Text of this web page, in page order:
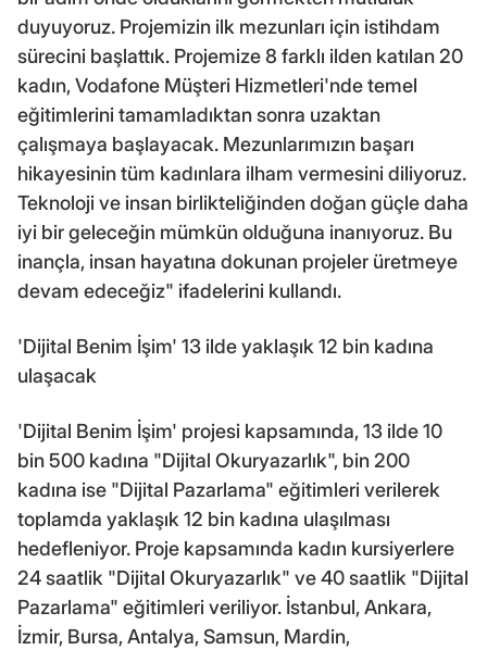
duyuyoruz. Projemizin ilk mezunları için istihdam
sürecini başlattık. Projemize 8 farklı ilden katılan 20
kadın, Vodafone Müşteri Hizmetleri'nde temel
eğitimlerini tamamladıktan sonra uzaktan
çalışmaya başlayacak. Mezunlarımızın başarı
hikayesinin tüm kadınlara ilham vermesini diliyoruz.
Teknoloji ve insan birlikteliğinden doğan güçle daha
iyi bir geleceğin mümkün olduğuna inanıyoruz. Bu
inançla, insan hayatına dokunan projeler üretmeye
devam edeceğiz" ifadelerini kullandı.
'Dijital Benim İşim' 13 ilde yaklaşık 12 bin kadına
ulaşacak
'Dijital Benim İşim' projesi kapsamında, 13 ilde 10
bin 500 kadına "Dijital Okuryazarlık", bin 200
kadına ise "Dijital Pazarlama" eğitimleri verilerek
toplamda yaklaşık 12 bin kadına ulaşılması
hedefleniyor. Proje kapsamında kadın kursiyerlere
24 saatlik "Dijital Okuryazarlık" ve 40 saatlik "Dijital
Pazarlama" eğitimleri veriliyor. İstanbul, Ankara,
İzmir, Bursa, Antalya, Samsun, Mardin,